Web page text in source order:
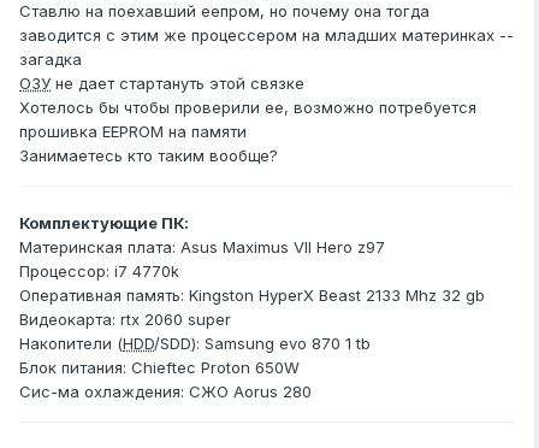
Ставлю на поехавший еепром, но почему она тогда
заводится с этим же процессером на младших материнках --
загадка
ОЗУ не дает стартануть этой связке
Хотелось бы чтобы проверили ее, возможно потребуется
прошивка EEPROM на памяти
Занимаетесь кто таким вообще?
Комплектующие ПК:
Материнская плата: Asus Maximus VII Hero z97
Процессор: i7 4770k
Оперативная память: Kingston HyperX Beast 2133 Mhz 32 gb
Видеокарта: rtx 2060 super
Накопители (HDD/SDD): Samsung evo 870 1 tb
Блок питания: Chieftec Proton 650W
Сис-ма охлаждения: СЖО Aorus 280